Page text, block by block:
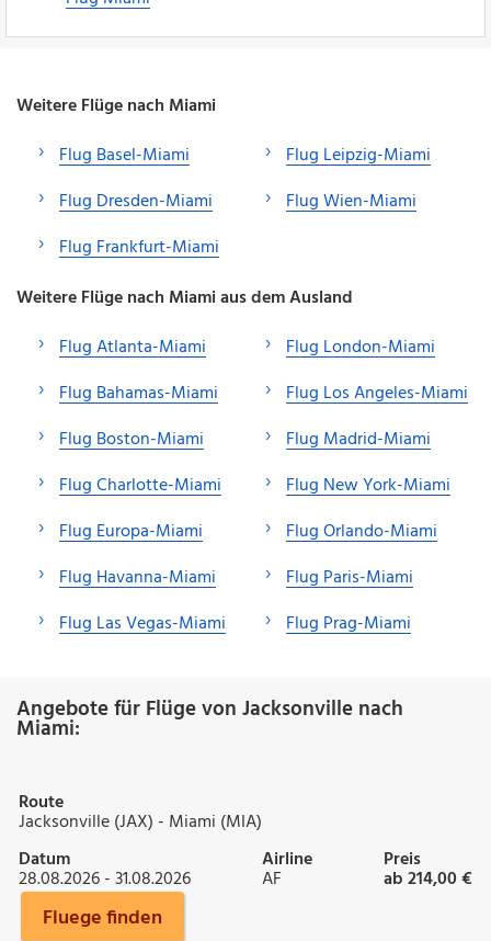
Weitere Flüge nach Miami
Flug Basel-Miami
Flug Dresden-Miami
Flug Frankfurt-Miami
Flug Leipzig-Miami
Flug Wien-Miami
Weitere Flüge nach Miami aus dem Ausland
Flug Atlanta-Miami
Flug Bahamas-Miami
Flug Boston-Miami
Flug Charlotte-Miami
Flug Europa-Miami
Flug Havanna-Miami
Flug Las Vegas-Miami
Flug London-Miami
Flug Los Angeles-Miami
Flug Madrid-Miami
Flug New York-Miami
Flug Orlando-Miami
Flug Paris-Miami
Flug Prag-Miami
Angebote für Flüge von Jacksonville nach
Miami:
Route
Jacksonville (JAX) - Miami (MIA)
Datum
28.08.2026 - 31.08.2026
Airline
AF
Preis
ab 214,00 €
Fluege finden